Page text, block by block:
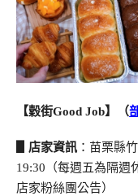
【穀街Good Job】（
▋店家資訊 ：苗栗縣
19:30（每週五為隔週
店家粉絲團公告）